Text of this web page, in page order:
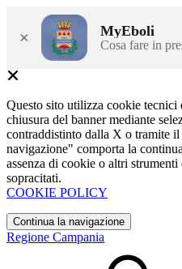
× MyEboli
Cosa fare in
Questo sito utilizza cookie tecnici
chiusura del banner mediante
contraddistinto dalla X o tramite
navigazione" comporta la
assenza di cookie o altri
sopracitati.
COOKIE POLICY
Continua la navigazione
Regione Campania